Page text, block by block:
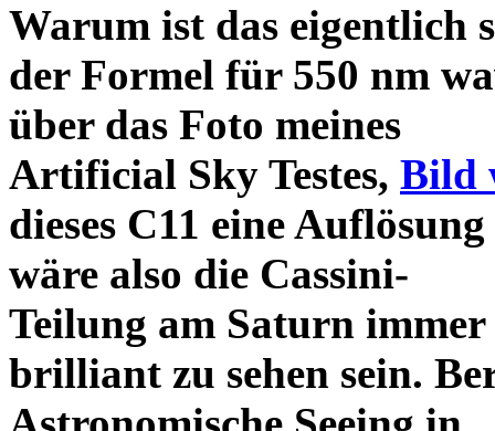
Warum ist das eigentlich
der Formel für 550 nm
über das Foto meines
Artificial Sky Testes, Bild
dieses C11 eine
wäre also die Cassini-
Teilung am Saturn
brilliant zu sehen sein.